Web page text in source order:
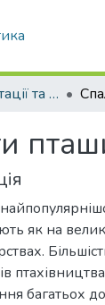
Кафедра Експлуатації та технічного сервісу машин
як на
багатьох